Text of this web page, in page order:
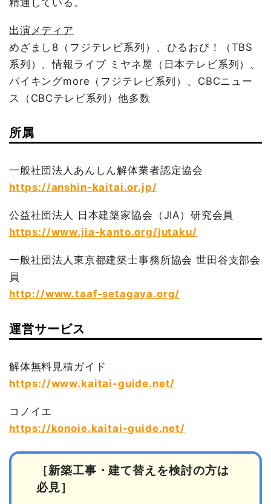
出演メディア
めざまし8（フジテレビ系列）、ひるおび！（TBS
系列）、情報ライブ ミヤネ屋（日本テレビ系列）、
バイキングmore（フジテレビ系列）、CBCニュー
ス（CBCテレビ系列）他多数
所属
一般社団法人あんしん解体業者認定協会
https://anshin-kaitai.or.jp/
公益社団法人 日本建築家協会（JIA）研究会員
https://www.jia-kanto.org/jutaku/
一般社団法人東京都建築士事務所協会 世田谷支部会
員
http://www.taaf-setagaya.org/
運営サービス
解体無料見積ガイド
https://www.kaitai-guide.net/
コノイエ
https://konoie.kaitai-guide.net/
［新築工事・建て替えを検討の方は
必見］